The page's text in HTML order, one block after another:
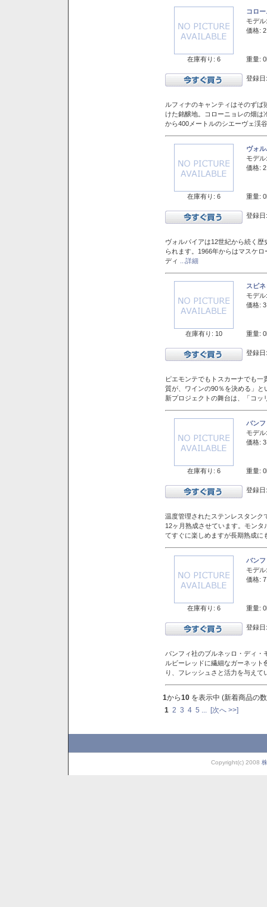
在庫有り: 6
コロ
モデル:
価格:
重量:
登録
ルフィナのキャンティはそのず
けた銘醸地。コローニョレの畑は
から400メートルのシエーヴェ渓
在庫有り: 6
ヴォ
モデル:
価格:
重量:
登録
ヴォルパイアは12世紀から続く
られます。1966年からはマスケ
ディ
...詳細
在庫有り: 10
スピ
モデル:
価格:
重量:
登録
ピエモンテでもトスカーナでも
質が、ワインの90％を決める」
新プロジェクトの舞台は、「コ
在庫有り: 6
バン
モデル:
価格:
重量:
登録
温度管理されたステンレスタンク
12ヶ月熟成させています。モン
てすぐに楽しめますが長期熟成に
在庫有り: 6
バン
モデル:
価格:
重量:
登録
バンフィ社のブルネッロ・ディ
ルビーレッドに繊細なガーネッ
り、フレッシュさと活力を与え
1から10 を表示中 (新着商品の
1 2 3 4 5 [次へ >>]
Copyright(c) 2008